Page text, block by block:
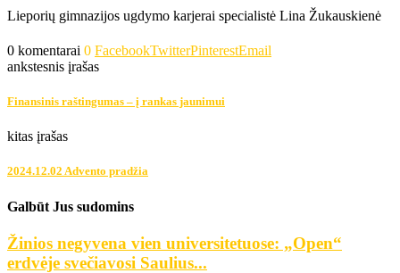
Lieporių gimnazijos ugdymo karjerai specialistė Lina Žukauskienė
0 komentarai 0 FacebookTwitterPinterestEmail
ankstesnis įrašas
Finansinis raštingumas – į rankas jaunimui
kitas įrašas
2024.12.02 Advento pradžia
Galbūt Jus sudomins
Žinios negyvena vien universitetuose: „Open“
erdvėje svečiavosi Saulius...